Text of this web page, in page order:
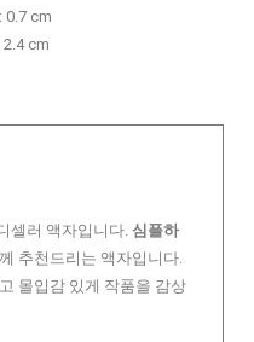
0.7 cm
2.4 cm
셀러 액자입니다. 심플하
추천드리는 액자입니다.
몰입감 있게 작품을 감상